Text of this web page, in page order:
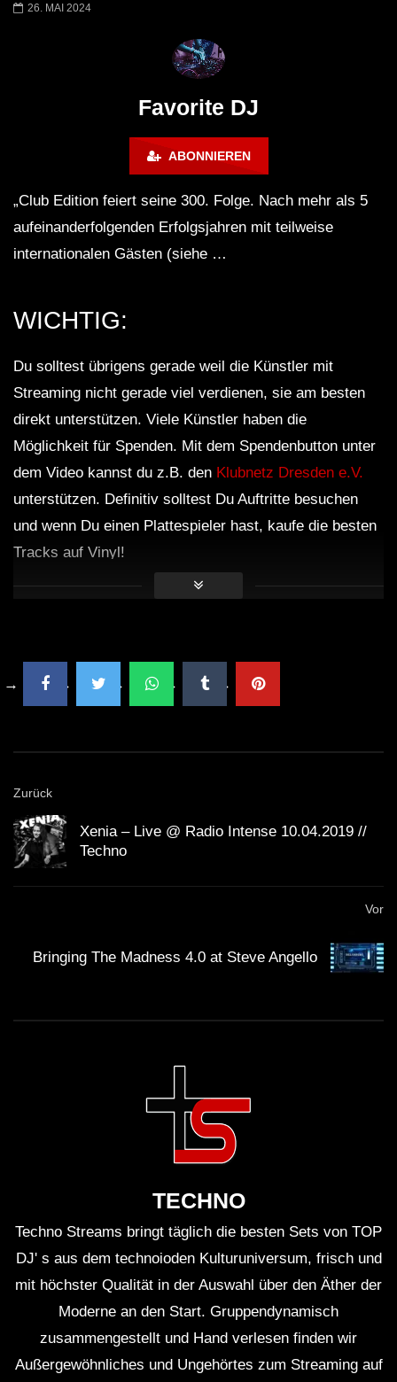
26. MAI 2024
Favorite DJ
ABONNIEREN
„Club Edition feiert seine 300. Folge. Nach mehr als 5
aufeinanderfolgenden Erfolgsjahren mit teilweise
internationalen Gästen (siehe …
WICHTIG:
Du solltest übrigens gerade weil die Künstler mit
Streaming nicht gerade viel verdienen, sie am besten
direkt unterstützen. Viele Künstler haben die
Möglichkeit für Spenden. Mit dem Spendenbutton unter
dem Video kannst du z.B. den Klubnetz Dresden e.V.
unterstützen. Definitiv solltest Du Auftritte besuchen
und wenn Du einen Plattespieler hast, kaufe die besten
Tracks auf Vinyl!
Zurück
Xenia – Live @ Radio Intense 10.04.2019 //
Techno
Vor
Bringing The Madness 4.0 at Steve Angello
TECHNO
Techno Streams bringt täglich die besten Sets von TOP
DJ' s aus dem technoioden Kulturuniversum, frisch und
mit höchster Qualität in der Auswahl über den Äther der
Moderne an den Start. Gruppendynamisch
zusammengestellt und Hand verlesen finden wir
Außergewöhnliches und Ungehörtes zum Streaming auf